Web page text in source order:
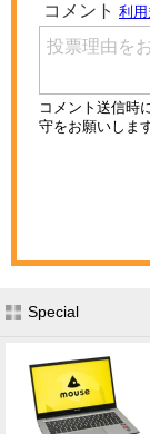
Special